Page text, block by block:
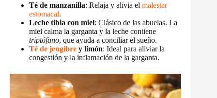
Té de manzanilla: Relaja y alivia el malestar
estomacal.
Leche tibia con miel: Clásico de las abuelas. La
miel calma la garganta y la leche contiene
triptófano, que ayuda a conciliar el sueño.
Té de jengibre y limón: Ideal para aliviar la
congestión y la inflamación de la garganta.